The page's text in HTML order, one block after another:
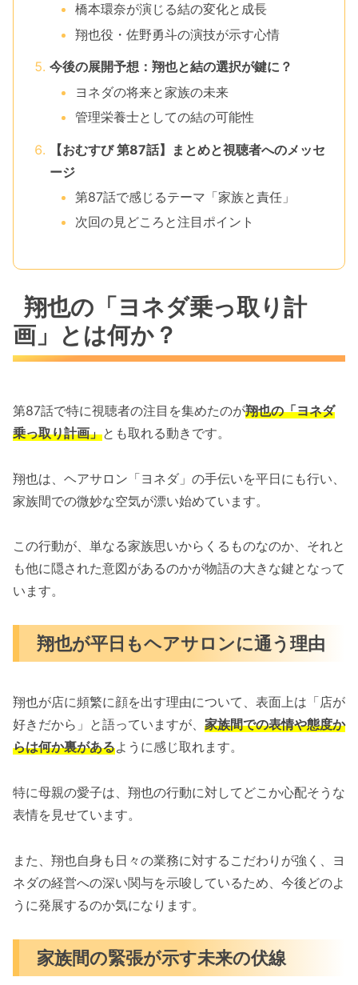
橋本環奈が演じる結の変化と成長
翔也役・佐野勇斗の演技が示す心情
今後の展開予想：翔也と結の選択が鍵に？
ヨネダの将来と家族の未来
管理栄養士としての結の可能性
【おむすび 第87話】まとめと視聴者へのメッセ
ージ
第87話で感じるテーマ「家族と責任」
次回の見どころと注目ポイント
翔也の「ヨネダ乗っ取り計
画」とは何か？
第87話で特に視聴者の注目を集めたのが翔也の「ヨネダ
乗っ取り計画」とも取れる動きです。
翔也は、ヘアサロン「ヨネダ」の手伝いを平日にも行い、
家族間での微妙な空気が漂い始めています。
この行動が、単なる家族思いからくるものなのか、それと
も他に隠された意図があるのかが物語の大きな鍵となって
います。
翔也が平日もヘアサロンに通う理由
翔也が店に頻繁に顔を出す理由について、表面上は「店が
好きだから」と語っていますが、 家族間での表情や態度か
らは何か裏があるように感じ取れます。
特に母親の愛子は、翔也の行動に対してどこか心配そうな
表情を見せています。
また、翔也自身も日々の業務に対するこだわりが強く、ヨ
ネダの経営への深い関与を示唆しているため、今後どのよ
うに発展するのか気になります。
家族間の緊張が示す未来の伏線